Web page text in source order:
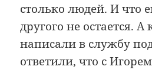
столько людей. И что
другого не остается. А
написали в службу
ответили, что с